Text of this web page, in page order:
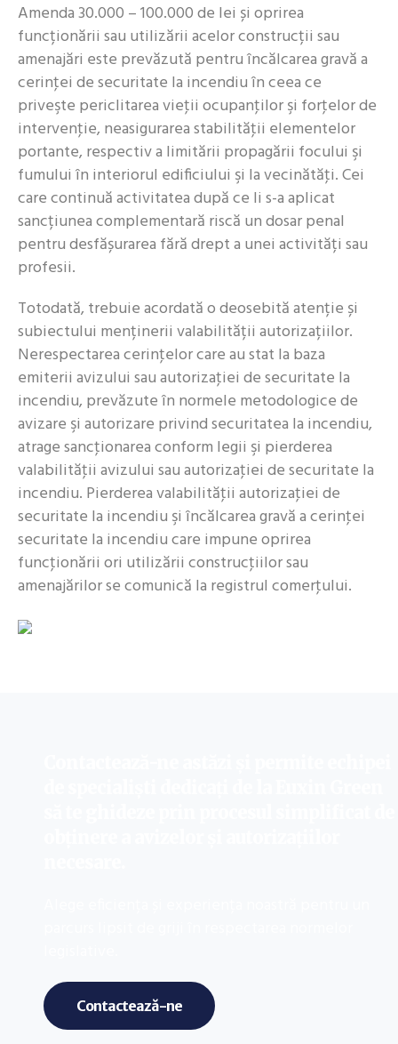
Amenda 30.000 – 100.000 de lei și oprirea
funcționării sau utilizării acelor construcții sau
amenajări este prevăzută pentru încălcarea gravă a
cerinţei de securitate la incendiu în ceea ce
priveşte periclitarea vieţii ocupanţilor şi forţelor de
intervenţie, neasigurarea stabilităţii elementelor
portante, respectiv a limitării propagării focului şi
fumului în interiorul edificiului şi la vecinătăţi. Cei
care continuă activitatea după ce li s-a aplicat
sancțiunea complementară riscă un dosar penal
pentru desfășurarea fără drept a unei activități sau
profesii.
Totodată, trebuie acordată o deosebită atenție și
subiectului menținerii valabilității autorizațiilor.
Nerespectarea cerinţelor care au stat la baza
emiterii avizului sau autorizaţiei de securitate la
incendiu, prevăzute în normele metodologice de
avizare şi autorizare privind securitatea la incendiu,
atrage sancţionarea conform legii şi pierderea
valabilităţii avizului sau autorizaţiei de securitate la
incendiu. Pierderea valabilităţii autorizaţiei de
securitate la incendiu şi încălcarea gravă a cerinţei
securitate la incendiu care impune oprirea
funcţionării ori utilizării construcţiilor sau
amenajărilor se comunică la registrul comerţului.
Contactează-ne